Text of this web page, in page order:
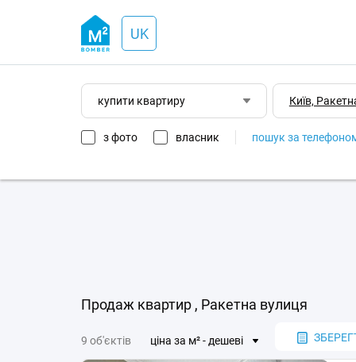
UK
купити квартиру
з фото власник пошук за
Продаж квартир , Ракетна вулиця
9 об'єктів ціна за м² - дешеві